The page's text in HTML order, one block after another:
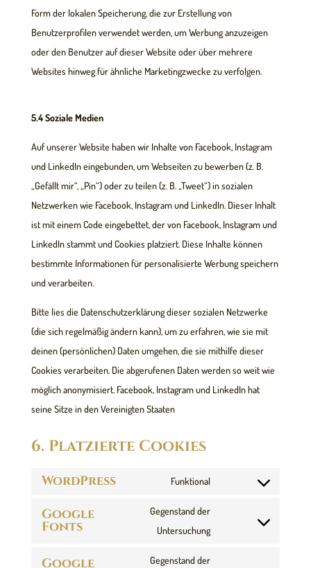
Form der lokalen Speicherung, die zur Erstellung von
Benutzerprofilen verwendet werden, um Werbung anzuzeigen
oder den Benutzer auf dieser Website oder über mehrere
Websites hinweg für ähnliche Marketingzwecke zu verfolgen.
5.4 Soziale Medien
Auf unserer Website haben wir Inhalte von Facebook, Instagram
und LinkedIn eingebunden, um Webseiten zu bewerben (z. B.
„Gefällt mir“, „Pin“) oder zu teilen (z. B. „Tweet“) in sozialen
Netzwerken wie Facebook, Instagram und LinkedIn. Dieser Inhalt
ist mit einem Code eingebettet, der von Facebook, Instagram und
LinkedIn stammt und Cookies platziert. Diese Inhalte können
bestimmte Informationen für personalisierte Werbung speichern
und verarbeiten.
Bitte lies die Datenschutzerklärung dieser sozialen Netzwerke
(die sich regelmäßig ändern kann), um zu erfahren, wie sie mit
deinen (persönlichen) Daten umgehen, die sie mithilfe dieser
Cookies verarbeiten. Die abgerufenen Daten werden so weit wie
möglich anonymisiert. Facebook, Instagram und LinkedIn hat
seine Sitze in den Vereinigten Staaten
6. Platzierte Cookies
WordPress Funktional
Google
Fonts
Gegenstand der
Untersuchung
Google Gegenstand der